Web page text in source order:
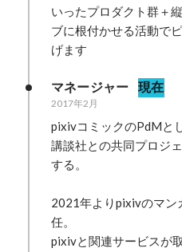
いったプロダクト群＋
ブに根付かせる活動で
げます
マネージャー 現在
2017年2月
pixivコミックのPdMと
講談社との共同プロジ
する。
2021年よりpixivのマン
任。
pixivと関連サービスが